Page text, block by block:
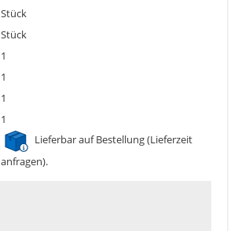
Stück
Stück
1
1
1
1
Lieferbar auf Bestellung (Lieferzeit
anfragen).